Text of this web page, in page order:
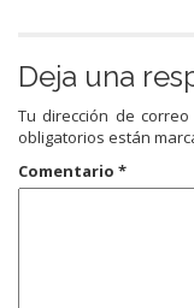
Deja una
Tu dirección de
obligatorios están
Comentario *